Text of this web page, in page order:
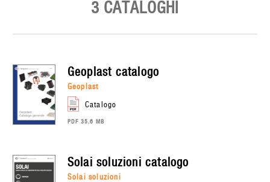
3 CATALOGHI
geoplast catalogo
geoplast
catalogo
PDF 35.6 MB
solai soluzionicatalogo
solai soluzioni